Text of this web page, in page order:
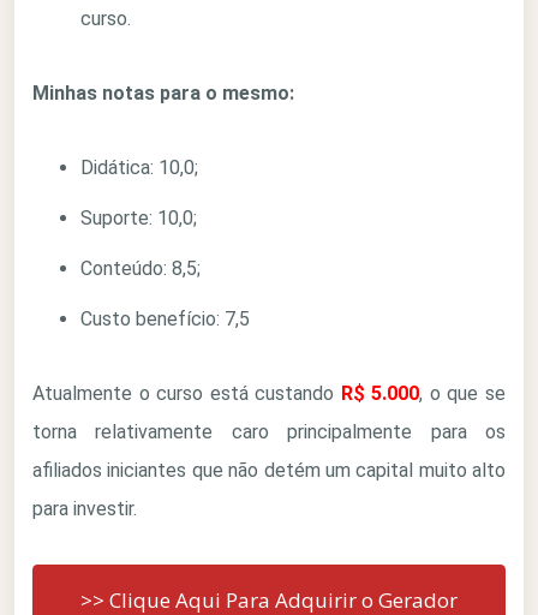
curso.
Minhas notas para o mesmo:
Didática: 10,0;
Suporte: 10,0;
Conteúdo: 8,5;
Custo benefício: 7,5
Atualmente o curso está custando R$ 5.000, o que se
torna relativamente caro principalmente para os
afiliados iniciantes que não detém um capital muito alto
para investir.
>> Clique Aqui Para Adquirir o Gerador